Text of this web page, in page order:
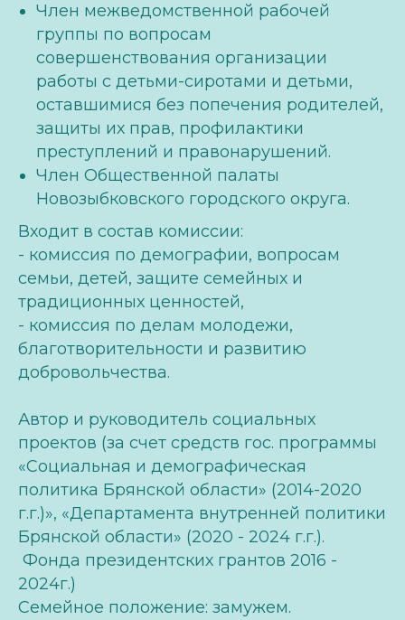
Член межведомственной рабочей
группы по вопросам
совершенствования организации
работы с детьми-сиротами и детьми,
оставшимися без попечения родителей,
защиты их прав, профилактики
преступлений и правонарушений.
Член Общественной палаты
Новозыбковского городского округа.
Входит в состав комиссии:
- комиссия по демографии, вопросам
семьи, детей, защите семейных и
традиционных ценностей,
- комиссия по делам молодежи,
благотворительности и развитию
добровольчества.
Автор и руководитель социальных
проектов (за счет средств гос. программы
«Социальная и демографическая
политика Брянской области» (2014-2020
г.г.)», «Департамента внутренней политики
Брянской области» (2020 - 2024 г.г.).
Фонда президентских грантов 2016 -
2024г.)
Семейное положение: замужем.